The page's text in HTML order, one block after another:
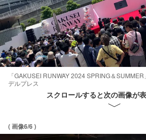
「GAKUSEI RUNWAY 2024 SPRING＆
デルプレス
スクロールすると次の画像が
( 画像6/6 )